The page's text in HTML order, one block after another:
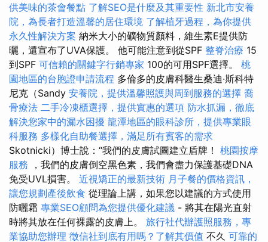
供美味的茶會餐點 了解SEO是什麼及其重要性 新北市安養
院，為長者打造溫馨的居住環境 了解植牙過程，為你提供
永久性解決方案 納米大小的礦物質顏料，維生素E提供防
曬，還宣布了UVA保護。 他可能注意到從SPF 整脊治療 15
到SPF 可信賴的關鍵字行銷專家 100的可用SPF選擇。 桃
園地區的台胞證申請流程 多倫多的皮膚科醫生桑迪·斯科特
尼克（Sandy 安養院，提供溫馨照護與周到服務的選擇 喬
骨療法 二手冷凍櫃選擇，提供實惠的選項 防水抓漏，徹底
解決您家中的漏水困擾 龍潭地區的眼科診所，提供專業眼
科服務 多樣化自助餐選擇，滿足所有賓客的需求
Skotnicki）博士說：“我們的皮膚試圖建立盾牌！ 桃園按摩
服務
，我們的皮膚倒空黑色素，我們會盡力保護基礎DNA
免受UVL損害。 近視矯正的最新技術 月子餐的價格資訊，
讓您規劃產後飲食 從理論上講，如果您以建議的方式使用
防曬霜 專業SEO顧問為您提供優化建議 - 將其在陽光直射
時將其放在任何裸露的皮膚上。 旅行社代辦護照服務，專
業協助您辦理 徵信社到底有用嗎？了解其價值 不久 可靠的